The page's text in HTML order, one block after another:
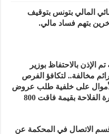
المالي بتونس بتوقيف
الإذن بالاحتفاظ بوزير
مخالفة.. لتكافؤ الفرص
على خلفية طلب عروض
يتعلق بمعدات إعلامية لفائدة وزارة الفلاحة بقيمة فاقت 800
قسم الاتصال في المحكمة عن